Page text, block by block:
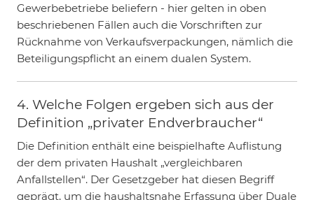
Gewerbebetriebe beliefern - hier gelten in oben
beschriebenen Fällen auch die Vorschriften zur
Rücknahme von Verkaufsverpackungen, nämlich die
Beteiligungspflicht an einem dualen System.
4. Welche Folgen ergeben sich aus der
Definition „privater Endverbraucher“
Die Definition enthält eine beispielhafte Auflistung
der dem privaten Haushalt „vergleichbaren
Anfallstellen“. Der Gesetzgeber hat diesen Begriff
geprägt, um die haushaltsnahe Erfassung über Duale